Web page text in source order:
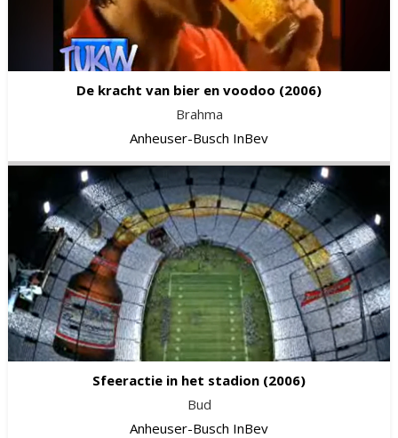
De kracht van bier en voodoo (2006)
Brahma
Anheuser-Busch InBev
Sfeeractie in het stadion (2006)
Bud
Anheuser-Busch InBev